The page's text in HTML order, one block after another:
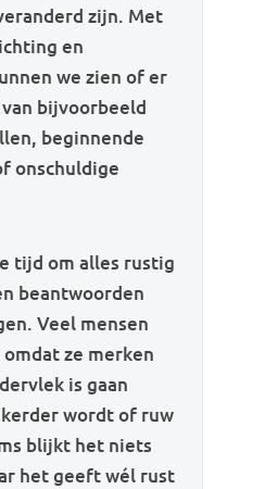
zijn. Met
en
we zien of er
bijvoorbeeld
beginnende
onschuldige
tijd om alles rustig
beantwoorden
Veel mensen
ze merken
is gaan
wordt of ruw
blijkt het niets
het geeft wél rust